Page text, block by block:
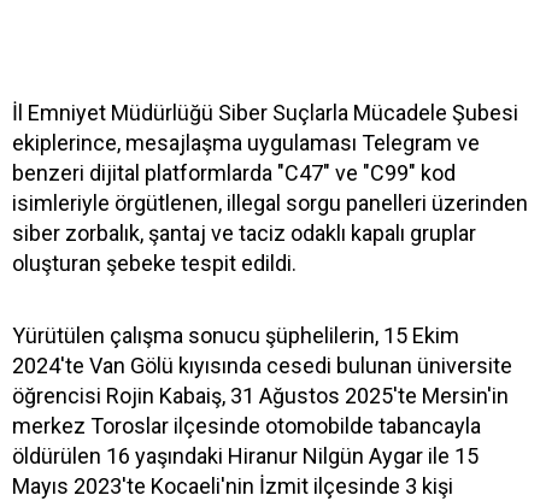
İl Emniyet Müdürlüğü Siber Suçlarla Mücadele Şubesi
ekiplerince, mesajlaşma uygulaması Telegram ve
benzeri dijital platformlarda "C47" ve "C99" kod
isimleriyle örgütlenen, illegal sorgu panelleri üzerinden
siber zorbalık, şantaj ve taciz odaklı kapalı gruplar
oluşturan şebeke tespit edildi.
Yürütülen çalışma sonucu şüphelilerin, 15 Ekim
2024'te Van Gölü kıyısında cesedi bulunan üniversite
öğrencisi Rojin Kabaiş, 31 Ağustos 2025'te Mersin'in
merkez Toroslar ilçesinde otomobilde tabancayla
öldürülen 16 yaşındaki Hiranur Nilgün Aygar ile 15
Mayıs 2023'te Kocaeli'nin İzmit ilçesinde 3 kişi